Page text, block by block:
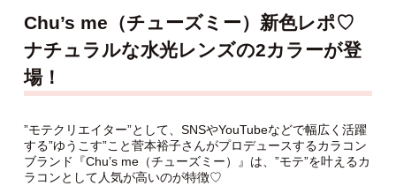
Chu’s me（チューズミー）新色レポ♡
ナチュラルな水光レンズの2カラーが登
場！
”モテクリエイター”として、SNSやYouTubeなどで幅広く活躍
する”ゆうこす”こと菅本裕子さんがプロデュースするカラコン
ブランド『Chu’s me（チューズミー）』は、”モテ”を叶えるカ
ラコンとして人気が高いのが特徴♡